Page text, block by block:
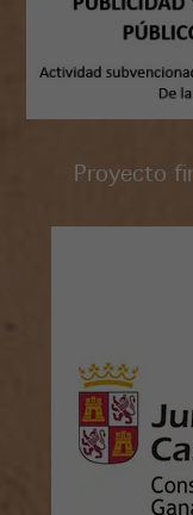
Proyecto